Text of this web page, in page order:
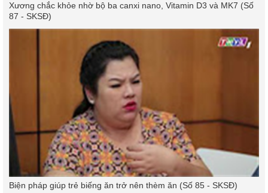
Xương chắc khỏe nhờ bộ ba canxi nano, Vitamin D3 và MK7 (Số
87 - SKSĐ)
Biện pháp giúp trẻ biếng ăn trở nên thèm ăn (Số 85 - SKSĐ)